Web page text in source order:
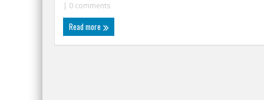
| 0 comments
Read more